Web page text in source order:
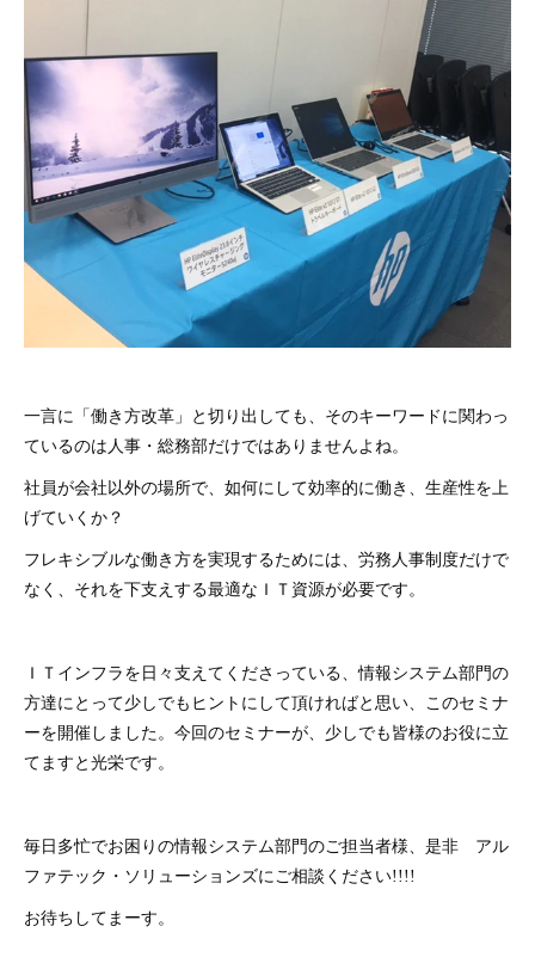
一言に「働き方改革」と切り出しても、そのキーワードに関わっ
ているのは人事・総務部だけではありませんよね。
社員が会社以外の場所で、如何にして効率的に働き、生産性を上
げていくか？
フレキシブルな働き方を実現するためには、労務人事制度だけで
なく、それを下支えする最適なＩＴ資源が必要です。
ＩＴインフラを日々支えてくださっている、情報システム部門の
方達にとって少しでもヒントにして頂ければと思い、このセミナ
ーを開催しました。今回のセミナーが、少しでも皆様のお役に立
てますと光栄です。
毎日多忙でお困りの情報システム部門のご担当者様、是非 アル
ファテック・ソリューションズにご相談ください!!!!
お待ちしてまーす。